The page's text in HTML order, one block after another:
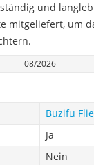
und
mitgeliefert, um
08/2026
Buzifu
Ja
Nein